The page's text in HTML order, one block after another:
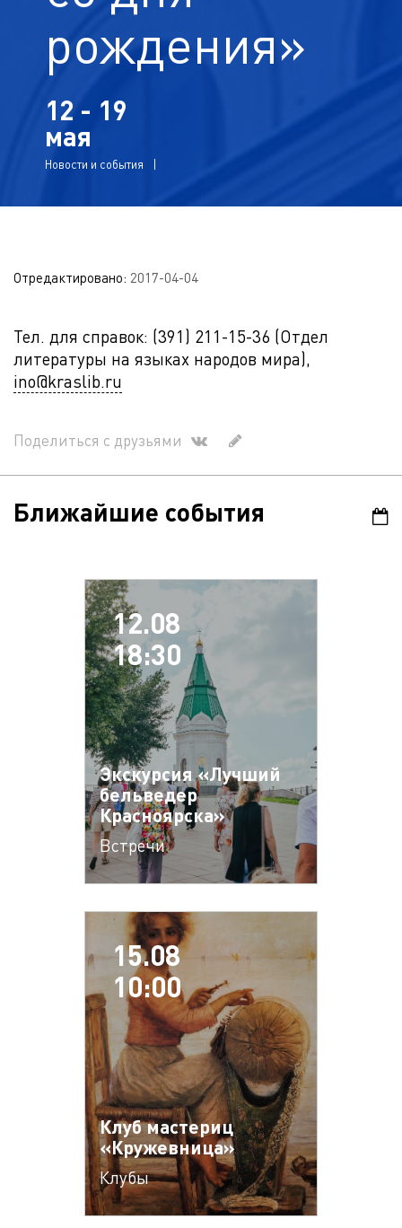
рождения»
12 - 19
мая
Новости и события
Отредактировано: 2017-04-04
Тел. для справок: (391) 211-15-36 (Отдел
литературы на языках народов мира),
ino@kraslib.ru
Поделиться с друзьями
Ближайшие события
12.08
18:30
Экскурсия «Лучший
бельведер
Красноярска»
Встречи
15.08
10:00
Клуб мастериц
«Кружевница»
Клубы